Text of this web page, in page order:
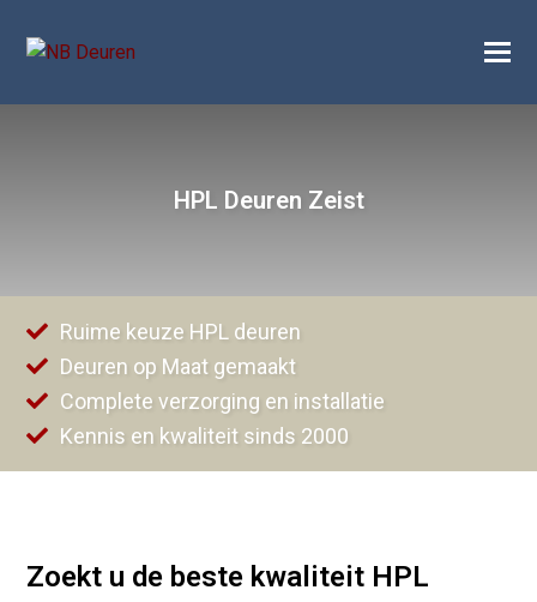
HPL Deuren Zeist
Ruime keuze HPL deuren
Deuren op Maat gemaakt
Complete verzorging en installatie
Kennis en kwaliteit sinds 2000
Zoekt u de beste kwaliteit HPL